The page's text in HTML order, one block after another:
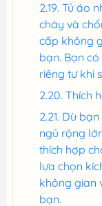
Tủ áo
cháy và
cấp không
bạn. Bạn
riêng tư khi
Thích
Dù
ngủ rộng
thích hợp
lựa chọn
không gian
bạn.